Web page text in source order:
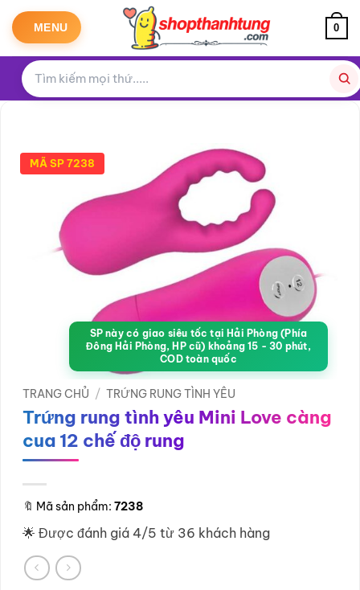
qua
dung
MENU 0
MÃ SP 7238
SP này có giao siêu tốc tại Hải Phòng (Phía
Đông Hải Phòng, HP cũ) khoảng 15 - 30 phút,
COD toàn quốc
TRANG CHỦ / TRỨNG RUNG TÌNH YÊU
Trứng rung tình yêu Mini Love càng
cua 12 chế độ rung
🔖 Mã sản phẩm: 7238
🌟 Được đánh giá 4/5 từ 36 khách hàng